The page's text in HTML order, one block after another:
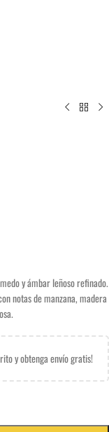
y ámbar leñoso refinado.
notas de manzana, madera
y obtenga envío gratis!